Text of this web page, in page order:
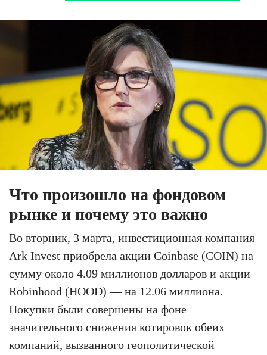
Что произошло на фондовом
рынке и почему это важно
Во вторник, 3 марта, инвестиционная компания
Ark Invest приобрела акции Coinbase (COIN) на
сумму около 4.09 миллионов долларов и акции
Robinhood (HOOD) — на 12.06 миллиона.
Покупки были совершены на фоне
значительного снижения котировок обеих
компаний, вызванного геополитической